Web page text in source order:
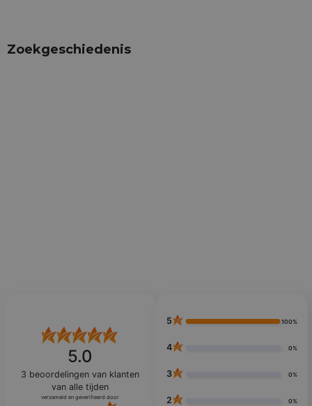
Zoekgeschiedenis
5.0
3 beoordelingen van klanten
van alle tijden
verzameld en geverifieerd door
5 100%
4 0%
3 0%
2 0%